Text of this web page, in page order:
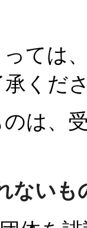
ては
承くだ
は、
ないも